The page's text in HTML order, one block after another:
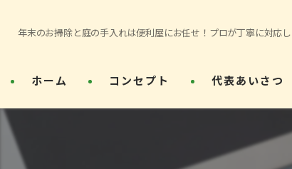
年末のお掃除と庭の手入れは便利屋にお任せ！プロが丁寧に対応し
ホーム コンセプト 代表あいさつ